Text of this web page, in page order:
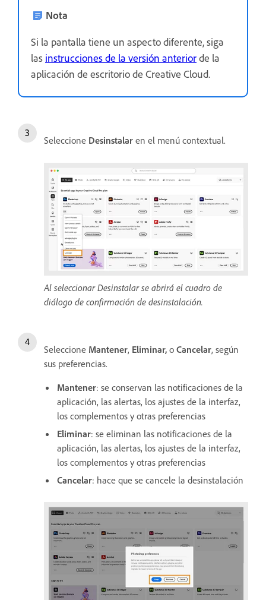
Nota
Si la pantalla tiene un aspecto diferente, siga
las instrucciones de la versión anteriorde la
aplicación de escritorio de Creative Cloud.
Seleccione Desinstalar en el menú contextual.
Al seleccionar Desinstalar se abrirá el cuadro de
diálogo de confirmación de desinstalación.
Seleccione Mantener, Eliminar, o Cancelar, según
sus preferencias.
Mantener: se conservan las notificaciones de la
aplicación, las alertas, los ajustes de la interfaz,
los complementos y otras preferencias
Eliminar: se eliminan las notificaciones de la
aplicación, las alertas, los ajustes de la interfaz,
los complementos y otras preferencias
Cancelar: hace que se cancele la desinstalación